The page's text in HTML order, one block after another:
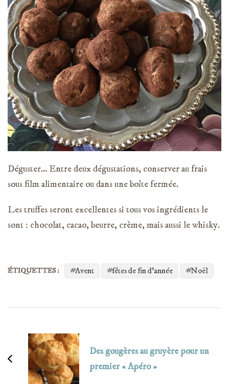
Déguster… Entre deux dégustations, conserver au frais
sous film alimentaire ou dans une boîte fermée.
Les truffes seront excellentes si tous vos ingrédients le
sont : chocolat, cacao, beurre, crème, mais aussi le whisky.
ÉTIQUETTES : Avent fêtes de fin d'année Noël
d'article
Des gougères au gruyère pour un
premier « Apéro »